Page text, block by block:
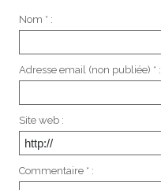
Nom * :
Adresse email (non publiée) * :
Site web :
Commentaire * :